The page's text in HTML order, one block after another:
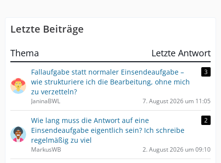
Letzte Beiträge
Thema Letzte Antwort
Fallaufgabe statt normaler Einsendeaufgabe –
wie strukturiere ich die Bearbeitung, ohne mich
zu verzetteln?
3
JaninaBWL 7. August 2026 um 11:05
Wie lang muss die Antwort auf eine
Einsendeaufgabe eigentlich sein? Ich schreibe
regelmäßig zu viel
2
MarkusWB 2. August 2026 um 09:10